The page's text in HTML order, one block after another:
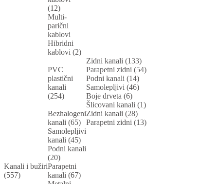
(12)
Multi-
parični
kablovi
Hibridni
kablovi (2)
Kanali i bužiri
(557)
PVC
plastični
kanali
(254)
Zidni kanali (133)
Parapetni zidni (54)
Podni kanali (14)
Samolepljivi (46)
Boje drveta (6)
Šlicovani kanali (1)
Bezhalogeni
kanali (65)
Zidni kanali (28)
Parapetni zidni (13)
Samolepljivi
kanali (45)
Podni kanali
(20)
Parapetni
kanali (67)